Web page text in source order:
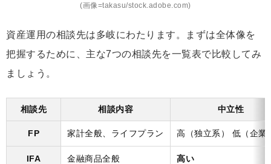
(画像=takasu/stock.adobe.com)
資産運用の相談先は多岐にわたります。まずは全体像を
把握するために、主な7つの相談先を一覧表で比較してみ
ましょう。
相談先 相談内容 中立性
FP 家計全般、ライフプラン 高（独立系） 低（企業
IFA 金融商品全般 高い